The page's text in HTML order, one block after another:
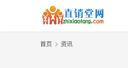
首页 资讯